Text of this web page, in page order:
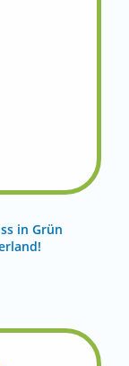
in Grün